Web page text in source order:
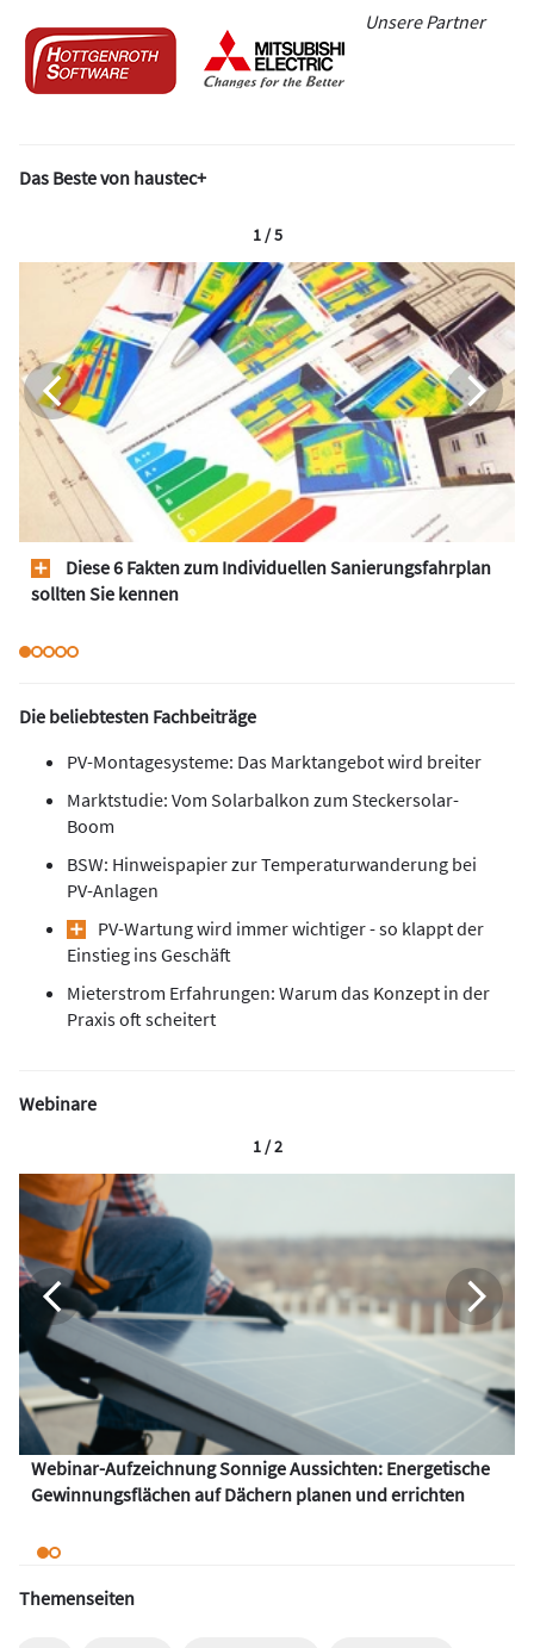
Unsere Partner
Das Beste von haustec+
Diese 6 Fakten zum Individuellen Sanierungsfahrplan
sollten Sie kennen
1 / 5
Die beliebtesten Fachbeiträge
PV-Montagesysteme: Das Marktangebot wird breiter
Marktstudie: Vom Solarbalkon zum Steckersolar-
Boom
BSW: Hinweispapier zur Temperaturwanderung bei
PV-Anlagen
PV-Wartung wird immer wichtiger - so klappt der
Einstieg ins Geschäft
Mieterstrom Erfahrungen: Warum das Konzept in der
Praxis oft scheitert
Webinare
Webinar-Aufzeichnung Sonnige Aussichten: Energetische
Gewinnungsflächen auf Dächern planen und errichten
1 / 2
Themenseiten